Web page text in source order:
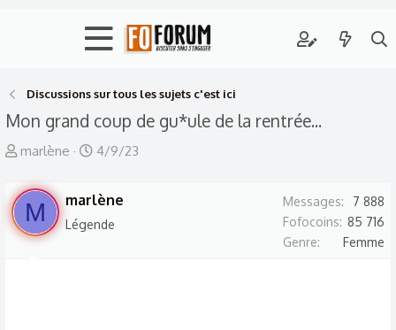
Discussions sur tous les sujets c'est ici
Mon grand coup de gu*ule de la rentrée...
A
t
u
marlène
D
t
4/9/23
M marlène
Légende
Messages
7 888
Fofocoins 85 716
Genre
Femme